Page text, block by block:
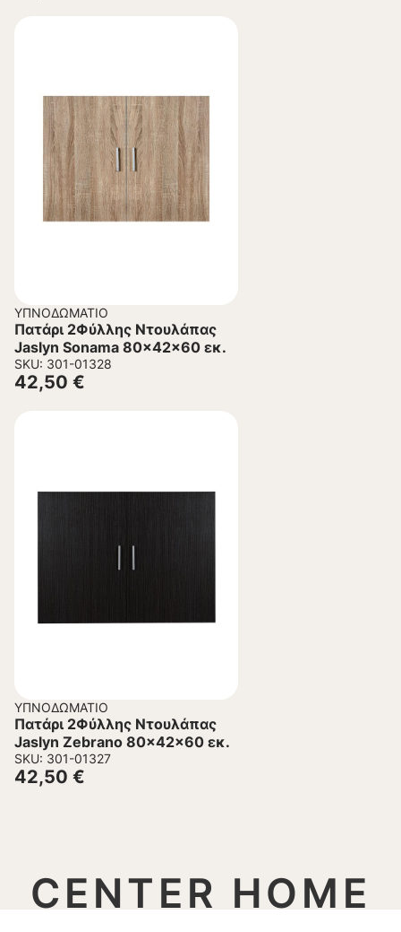
ΥΠΝΟΔΩΜΆΤΙΟ
Πατάρι 2Φύλλης Ντουλάπας
Jaslyn Sonama 80x42x60 εκ.
SKU: 301-01328
42,50 €
ΥΠΝΟΔΩΜΆΤΙΟ
Πατάρι 2Φύλλης Ντουλάπας
Jaslyn Zebrano 80x42x60 εκ.
SKU: 301-01327
42,50 €
CENTER HOME